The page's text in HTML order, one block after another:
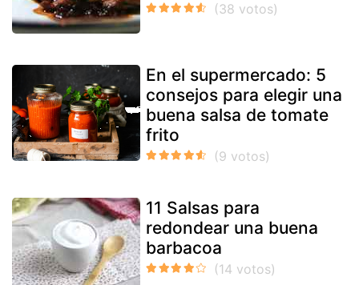
En el supermercado: 5
consejos para elegir una
buena salsa de tomate
frito
11 Salsas para
redondear una buena
barbacoa